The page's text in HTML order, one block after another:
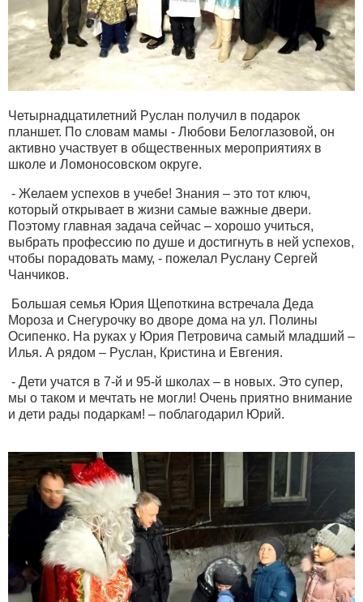
Четырнадцатилетний Руслан получил в подарок
планшет. По словам мамы - Любови Белоглазовой, он
активно участвует в общественных мероприятиях в
школе и Ломоносовском округе.
- Желаем успехов в учебе! Знания – это тот ключ,
который открывает в жизни самые важные двери.
Поэтому главная задача сейчас – хорошо учиться,
выбрать профессию по душе и достигнуть в ней успехов,
чтобы порадовать маму, - пожелал Руслану Сергей
Чанчиков.
Большая семья Юрия Щепоткина встречала Деда
Мороза и Снегурочку во дворе дома на ул. Полины
Осипенко. На руках у Юрия Петровича самый младший –
Илья. А рядом – Руслан, Кристина и Евгения.
- Дети учатся в 7-й и 95-й школах – в новых. Это супер,
мы о таком и мечтать не могли! Очень приятно внимание
и дети рады подаркам! – поблагодарил Юрий.